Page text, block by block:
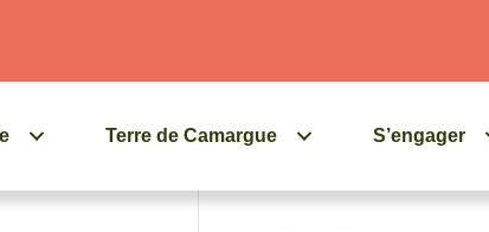
Terre de Camargue S’engager
Quand les résultats de